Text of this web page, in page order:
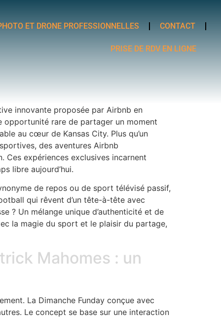
ET DRONE PROFESSIONNELLES CONTACT
PRISE DE RDV EN LIGNE
innovante proposée par Airbnb en
opportunité rare de partager un moment
au cœur de Kansas City. Plus qu’un
des aventures Airbnb
Ces expériences exclusives incarnent
libre aujourd’hui.
de repos ou de sport télévisé passif,
qui rêvent d’un tête-à-tête avec
? Un mélange unique d’authenticité et de
la magie du sport et le plaisir du partage,
Mahomes : un
La Dimanche Funday conçue avec
Le concept se base sur une interaction